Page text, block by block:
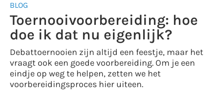
BLOG
Toernooivoorbereiding: hoe
doe ik dat nu eigenlijk?
Debattoernooien zijn altijd een feestje, maar het
vraagt ook een goede voorbereiding. Om je een
eindje op weg te helpen, zetten we het
voorbereidingsproces hier uiteen.